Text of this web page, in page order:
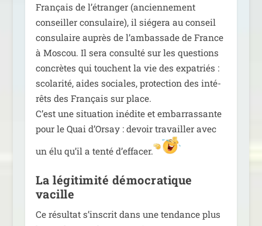
Français de l’étranger (ancien­ne­ment
conseiller consu­laire), il sié­ge­ra au conseil
consu­laire auprès de l’ambassade de France
à Moscou. Il sera consul­té sur les ques­tions
concrètes qui touchent la vie des expa­triés :
sco­la­ri­té, aides sociales, pro­tec­tion des inté­
rêts des Français sur place.
C’est une situa­tion inédite et embar­ras­sante
pour le Quai d’Orsay : devoir tra­vailler avec
un élu qu’il a ten­té d’effacer.
La légitimité démocratique
vacille
Ce résul­tat s’inscrit dans une ten­dance plus